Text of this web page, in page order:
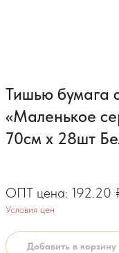
Тишью бумага
«Маленькое
70см х 28шт
192.20
Условия цен
Добавить в корзину